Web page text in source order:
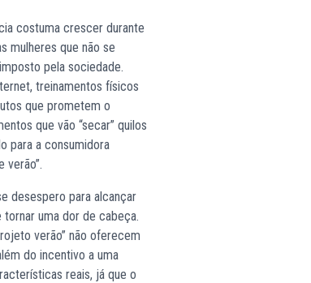
costuma crescer durante
mulheres que não se
pela sociedade.
treinamentos físicos
que prometem o
que vão “secar” quilos
para a consumidora
verão”.
desespero para alcançar
uma dor de cabeça.
verão” não oferecem
do incentivo a uma
reais, já que o